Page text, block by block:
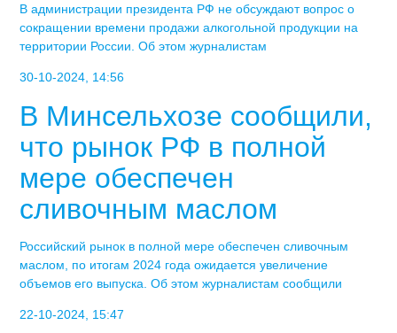
В администрации президента РФ не обсуждают вопрос о
сокращении времени продажи алкогольной продукции на
территории России. Об этом журналистам
30-10-2024, 14:56
В Минсельхозе сообщили,
что рынок РФ в полной
мере обеспечен
сливочным маслом
Российский рынок в полной мере обеспечен сливочным
маслом, по итогам 2024 года ожидается увеличение
объемов его выпуска. Об этом журналистам сообщили
22-10-2024, 15:47